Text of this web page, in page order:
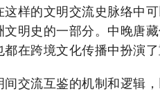
样的文明交流史脉络中
明史的一部分。中晚唐
在跨境文化传播中扮演了
交流互鉴的机制和逻辑